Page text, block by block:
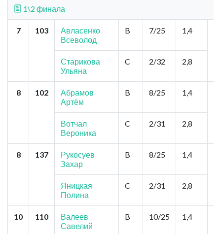
1\2 финала
7 103
Авласенко
Всеволод
B 7/25 1,4
Старикова
Ульяна
C 2/32 2,8
8 102
Абрамов
Артём
B 8/25 1,4
Вотчал
Вероника
C 2/31 2,8
8 137
Рукосуев
Захар
B 8/25 1,4
Яницкая
Полина
C 2/31 2,8
10 110
Валеев
Савелий
B 10/25 1,4